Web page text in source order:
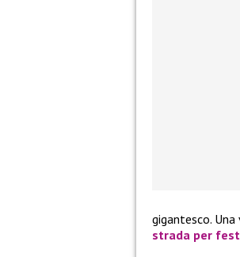
gigantesco.
strada per